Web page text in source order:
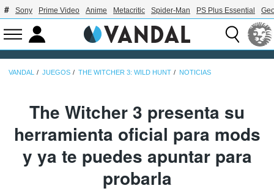
Sony Prime Video Anime Metacritic Spider-Man PS Plus Essential
VANDAL JUEGOS THE WITCHER 3: WILD HUNT NOTICIAS
The Witcher 3 presenta su
herramienta oficial para mods
y ya te puedes apuntar para
probarla